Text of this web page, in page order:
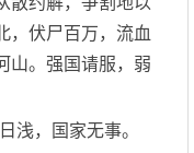
，伏尸百万，流血
山。强国请服，弱
，国家无事。